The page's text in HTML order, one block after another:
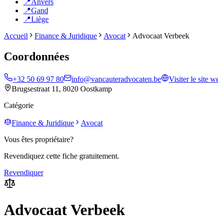
📍Anvers
📍Gand
📍Liège
Accueil
Finance & Juridique Avocat Advocaat Verbeek
Coordonnées
+32 50 69 97 80 info@vancauteradvocaten.be
Visiter le site
Brugsestraat 11, 8020 Oostkamp
Catégorie
Finance & Juridique
Avocat
Vous êtes propriétaire?
Revendiquez cette fiche gratuitement.
Revendiquer
Advocaat Verbeek